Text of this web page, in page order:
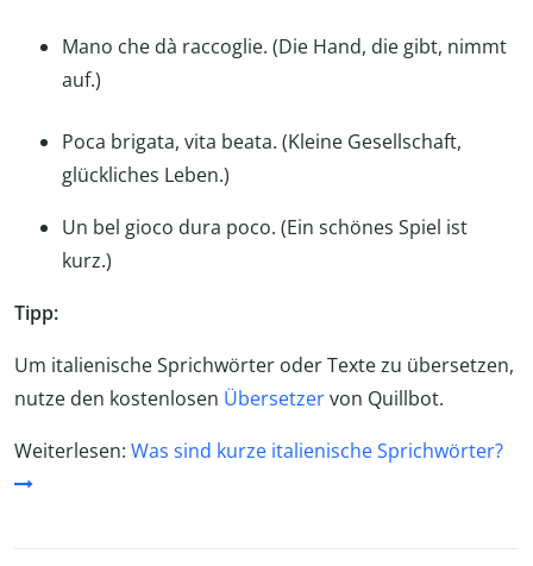
Mano che dà raccoglie. (Die Hand, die gibt, nimmt
auf.)
Poca brigata, vita beata. (Kleine Gesellschaft,
glückliches Leben.)
Un bel gioco dura poco. (Ein schönes Spiel ist
kurz.)
Tipp:
Um italienische Sprichwörter oder Texte zu übersetzen,
nutze den kostenlosen Übersetzervon Quillbot.
Weiterlesen: Was sind kurze italienische Sprichwörter?